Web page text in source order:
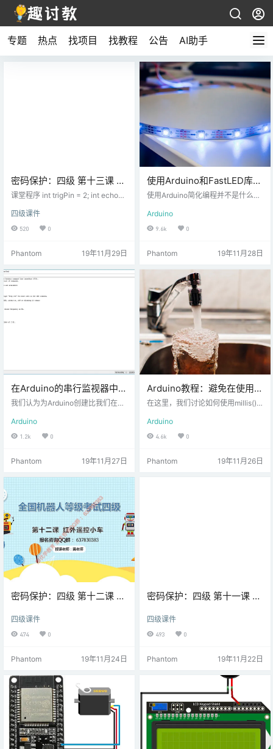
专题 热点 找项目 找教程 公告 AI助手
密码保护：四级 第十三课 超
声波自动跟随小车
课堂程序 int trigPin = 2; int echoPi
= 4; int rightPin1 = 8; int rightPin2
= 9; int leftPWM = 5; int rightPWM
四级课件
520 0
Phantom 19年11月29日
使用Arduino和FastLED库对
数字RGB LED灯条进行编程
使用Arduino简化编程并不是什么新
库，并且即使您是一个很笨的初学
者，也可以使用其中的一个或多个
了这一过程。 在本文中，我们将大
何使用FastLED库的示例。 什么是
数字RGB LED？ 对此的一个答案
是，您可以使用少量电线（与LED数
量无关）单独控制LE…
Arduino
9.6k 0
Phantom 19年11月28日
在Arduino的串行监视器中创
建命令行界面
我们认为为Arduino创建比我们在Ja
名CLI）会很有趣。 例如，在嵌入式
系统（如本文中所述）上的CLI与Li
理。有很多解决方法，但是在此示
完成才能开始新任务。 我们的CLI在
Arduino的串行监视器…
Arduino
1.2k 0
Phantom 19年11月27日
Arduino教程：避免在使用
millis()和micros()时出现溢
在这里，我们讨论如何使用millis()
lay()。 与C / C ++中的变量溢出不
是一个很好的类比，但是您知道了…
50天左右70分钟，分别。从上次对
Arduino
4.6k 0
Phantom 19年11月26日
密码保护：四级 第十二课 红
四级课件
474 0
Phantom 19年11月24日
密码保护：四级 第十一课 智
四级课件
493 0
Phantom 19年11月22日